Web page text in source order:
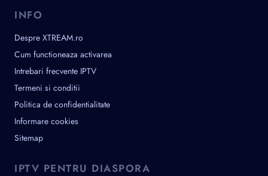
INFO
Despre XTREAM.ro
Cum functioneaza activarea
Intrebari frecvente IPTV
Termeni si conditii
Politica de confidentialitate
Informare cookies
Sitemap
IPTV PENTRU DIASPORA